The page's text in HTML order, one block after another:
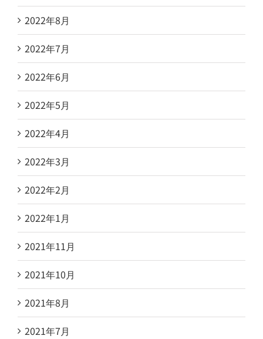
2022年8月
2022年7月
2022年6月
2022年5月
2022年4月
2022年3月
2022年2月
2022年1月
2021年11月
2021年10月
2021年8月
2021年7月